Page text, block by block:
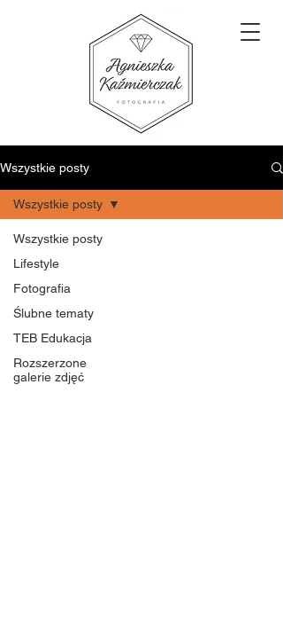
Wszystkie posty
Wszystkie posty
Lifestyle
Fotografia
Ślubne tematy
TEB Edukacja
Rozszerzone
galerie zdjęć
Wszystkie posty